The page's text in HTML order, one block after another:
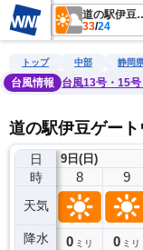
道の駅伊豆
33/24
雨雲レーダー 台風情報
トップ 中部 静岡
台風情報
台風13号・15
道の駅伊豆ゲー
日
時
天気
降水
9日(日)
7
0ミリ
8
0 ミリ
9
0 ミリ